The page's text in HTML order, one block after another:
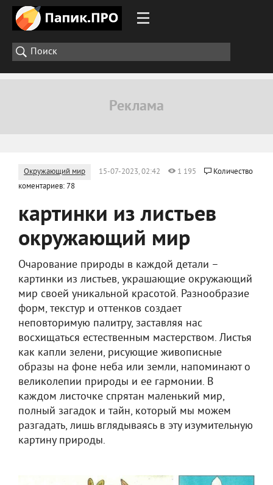
Окружающий мир 15-07-2023, 02:42 1 195
Количество
коментариев: 78
картинки из листьев
окружающий мир
Очарование природы в каждой детали –
картинки из листьев, украшающие окружающий
мир своей уникальной красотой. Разнообразие
форм, текстур и оттенков создает
неповторимую палитру, заставляя нас
восхищаться естественным мастерством. Листья
как капли зелени, рисующие живописные
образы на фоне неба или земли, напоминают о
великолепии природы и ее гармонии. В
каждом листочке спрятан маленький мир,
полный загадок и тайн, который мы можем
разгадать, лишь вглядываясь в эту изумительную
картину природы.